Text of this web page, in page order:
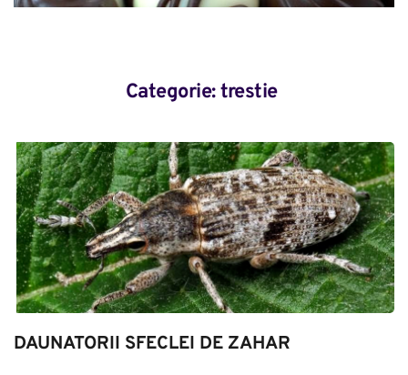
Categorie: trestie
DAUNATORII SFECLEI DE ZAHAR